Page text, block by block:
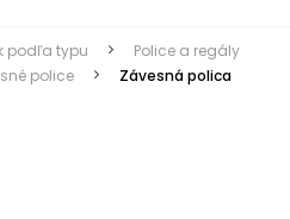
podľa typu
Police a regály
police
Závesná polica